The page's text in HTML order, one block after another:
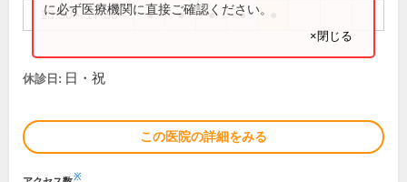
13:30～17:30 ● ● ● ●
に必ず医療機関に直接ご確認ください。
×閉じる
休診日: 日・祝
この医院の詳細をみる
※